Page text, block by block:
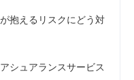
抱えるリスクにどう対
シュアランスサービス